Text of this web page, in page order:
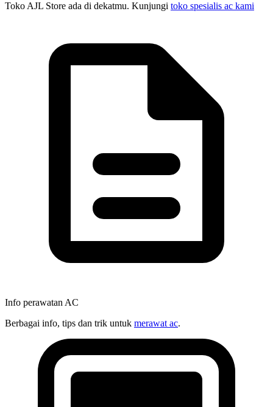
Toko AJL Store ada di dekatmu. Kunjungi toko spesialis ac kami
Info perawatan AC
Berbagai info, tips dan trik untuk merawat ac.